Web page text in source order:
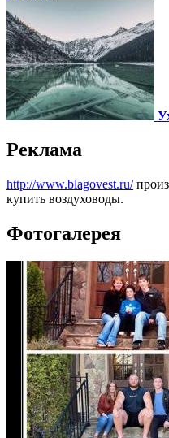
Реклама
http://www.blagovest.ru/
купить воздуховоды.
Фотогалерея